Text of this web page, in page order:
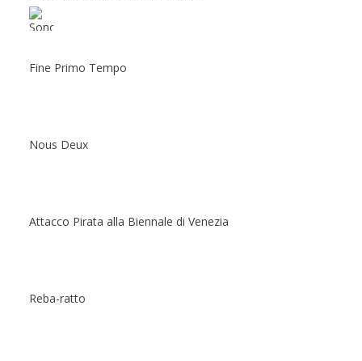
Fine Primo Tempo
Nous Deux
Attacco Pirata alla Biennale di Venezia
Reba-ratto